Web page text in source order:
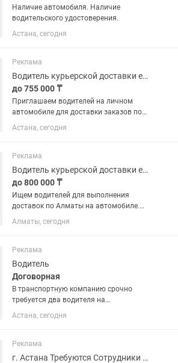
Наличие автомобиля. Наличие
водительского удостоверения.
Астана, сегодня
Реклама
Водитель курьерской доставки еды Яндекс Go, Астана
до 755 000 ₸
Приглашаем водителей на личном
автомобиле для доставки заказов по
Астане. Все задания поступают через
приложение. Нужно приехать в
заказ из ресторана, кафе или...
Астана, сегодня
Реклама
Водитель курьерской доставки еды Яндекс Go, Алматы
до 800 000 ₸
Ищем водителей для выполнения
доставок по Алматы на автомобиле.
Работа строится через приложение:
водитель принимает доступный заказ,
магазин, забирает подготовленную...
Алматы, сегодня
Реклама
Водитель
Договорная
В транспортную компанию срочно
требуется два водителя на
автобетоносмеситель (миксер).
Машина абсолютно новая
удовольствие! Требования:
Водительское удостоверение...
Астана, сегодня
Реклама
г. Астана Требуются Сотрудники службы безопасности и охранны